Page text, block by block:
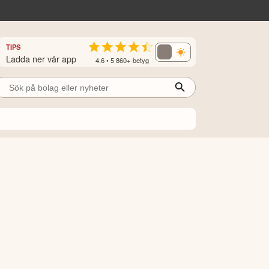
TIPS
Ladda ner vår app 4.6 • 5 860+ betyg